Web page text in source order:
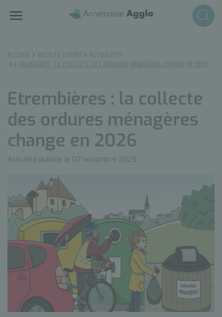
Etrembières : la collecte
des ordures ménagères
change en 2026
Actualité publiée le 07 novembre 2025